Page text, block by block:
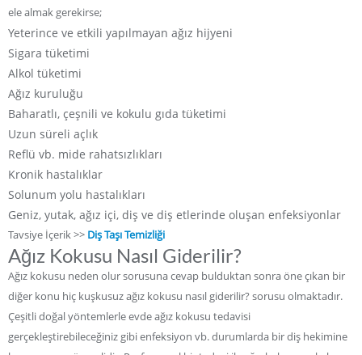
ele almak gerekirse;
Yeterince ve etkili yapılmayan ağız hijyeni
Sigara tüketimi
Alkol tüketimi
Ağız kuruluğu
Baharatlı, çeşnili ve kokulu gıda tüketimi
Uzun süreli açlık
Reflü vb. mide rahatsızlıkları
Kronik hastalıklar
Solunum yolu hastalıkları
Geniz, yutak, ağız içi, diş ve diş etlerinde oluşan enfeksiyonlar
Tavsiye İçerik >> Diş Taşı Temizliği
Ağız Kokusu Nasıl Giderilir?
Ağız kokusu neden olur sorusuna cevap bulduktan sonra öne çıkan bir
diğer konu hiç kuşkusuz ağız kokusu nasıl giderilir? sorusu olmaktadır.
Çeşitli doğal yöntemlerle evde ağız kokusu tedavisi
gerçekleştirebileceğiniz gibi enfeksiyon vb. durumlarda bir diş hekimine